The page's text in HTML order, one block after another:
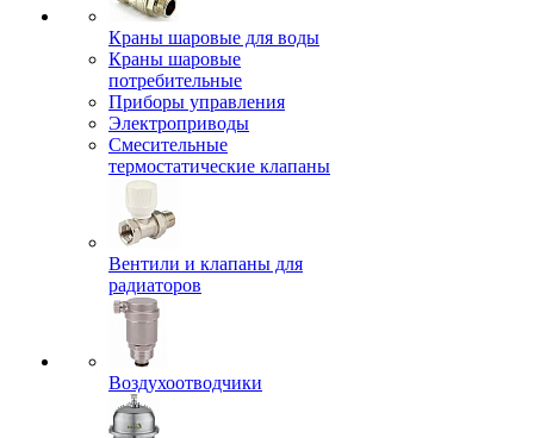
Краны шаровые для воды
Краны шаровые
потребительные
Приборы управления
Электроприводы
Смесительные
термостатические клапаны
Вентили и клапаны для
радиаторов
Воздухоотводчики